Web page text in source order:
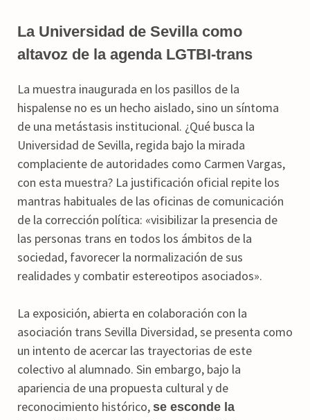
La Universidad de Sevilla como
altavoz de la agenda LGTBI-trans
La muestra inaugurada en los pasillos de la
hispalense no es un hecho aislado, sino un síntoma
de una metástasis institucional. ¿Qué busca la
Universidad de Sevilla, regida bajo la mirada
complaciente de autoridades como Carmen Vargas,
con esta muestra? La justificación oficial repite los
mantras habituales de las oficinas de comunicación
de la corrección política: «visibilizar la presencia de
las personas trans en todos los ámbitos de la
sociedad, favorecer la normalización de sus
realidades y combatir estereotipos asociados».
La exposición, abierta en colaboración con la
asociación trans Sevilla Diversidad, se presenta como
un intento de acercar las trayectorias de este
colectivo al alumnado. Sin embargo, bajo la
apariencia de una propuesta cultural y de
reconocimiento histórico, se esconde la